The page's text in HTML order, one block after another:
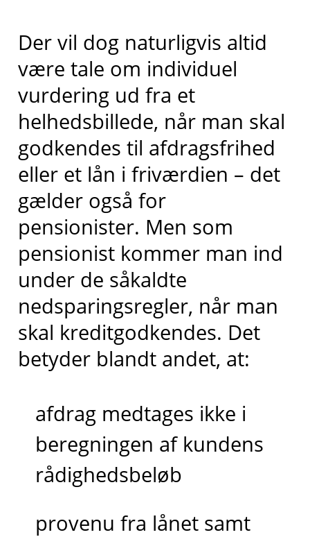
Der vil dog naturligvis altid
være tale om individuel
vurdering ud fra et
helhedsbillede, når man skal
godkendes til afdragsfrihed
eller et lån i friværdien – det
gælder også for
pensionister. Men som
pensionist kommer man ind
under de såkaldte
nedsparingsregler, når man
skal kreditgodkendes. Det
betyder blandt andet, at:
afdrag medtages ikke i
beregningen af kundens
rådighedsbeløb
provenu fra lånet samt